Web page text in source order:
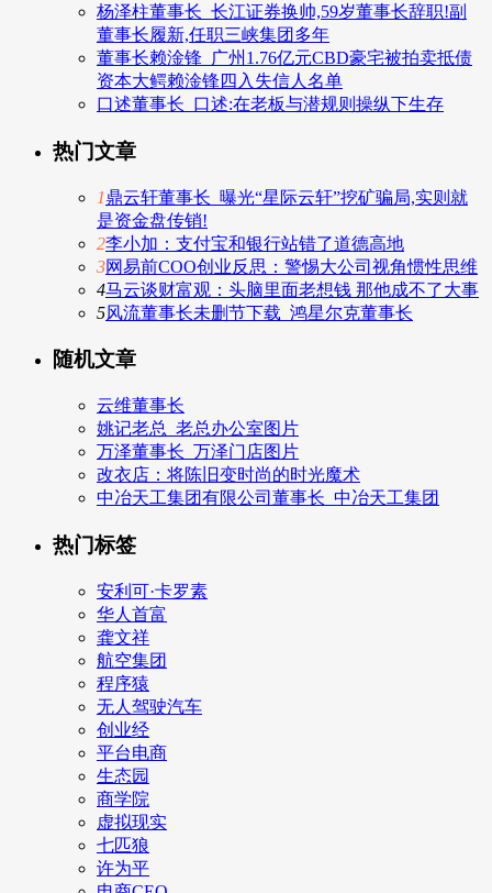
杨泽柱董事长_长江证券换帅,59岁董事长辞职!副
董事长履新,任职三峡集团多年
董事长赖淦锋_广州1.76亿元CBD豪宅被拍卖抵债
资本大鳄赖淦锋四入失信人名单
口述董事长_口述:在老板与潜规则操纵下生存
热门文章
1鼎云轩董事长_曝光“星际云轩”挖矿骗局,实则就
是资金盘传销!
2李小加：支付宝和银行站错了道德高地
3网易前COO创业反思：警惕大公司视角惯性思维
4马云谈财富观：头脑里面老想钱 那他成不了大事
5风流董事长未删节下载_鸿星尔克董事长
随机文章
云维董事长
姚记老总_老总办公室图片
万泽董事长_万泽门店图片
改衣店：将陈旧变时尚的时光魔术
中冶天工集团有限公司董事长_中冶天工集团
热门标签
安利可·卡罗素
华人首富
龚文祥
航空集团
程序猿
无人驾驶汽车
创业经
平台电商
生态园
商学院
虚拟现实
七匹狼
许为平